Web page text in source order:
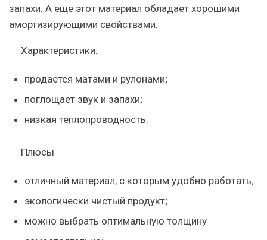
запахи. А еще этот материал обладает хорошими
амортизирующими свойствами.
Характеристики:
продается матами и рулонами;
поглощает звук и запахи;
низкая теплопроводность.
Плюсы
отличный материал, с которым удобно работать;
экологически чистый продукт;
можно выбрать оптимальную толщину